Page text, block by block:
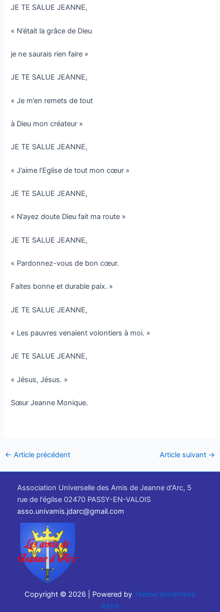
JE TE SALUE JEANNE,
« N’était la grâce de Dieu
je ne saurais rien faire »
JE TE SALUE JEANNE,
« Je m’en remets de tout
à Dieu mon créateur »
JE TE SALUE JEANNE,
« J’aime l’Eglise de tout mon cœur »
JE TE SALUE JEANNE,
« N’ayez doute Dieu fait ma route »
JE TE SALUE JEANNE,
« Pardonnez-vous de bon cœur.
Faites bonne et durable paix. »
JE TE SALUE JEANNE,
« Les pauvres venaient volontiers à moi. »
JE TE SALUE JEANNE,
« Jésus, Jésus. »
Sœur Jeanne Monique.
← Article précédent Article suivant →
Association Universelle des Amis de Jeanne d'Arc, 5
rue de l'église 02470 PASSY-EN-VALOIS
asso.univamis.jdarc@gmail.com
Copyright © 2026 | Powered by Thème WordPress
Astra